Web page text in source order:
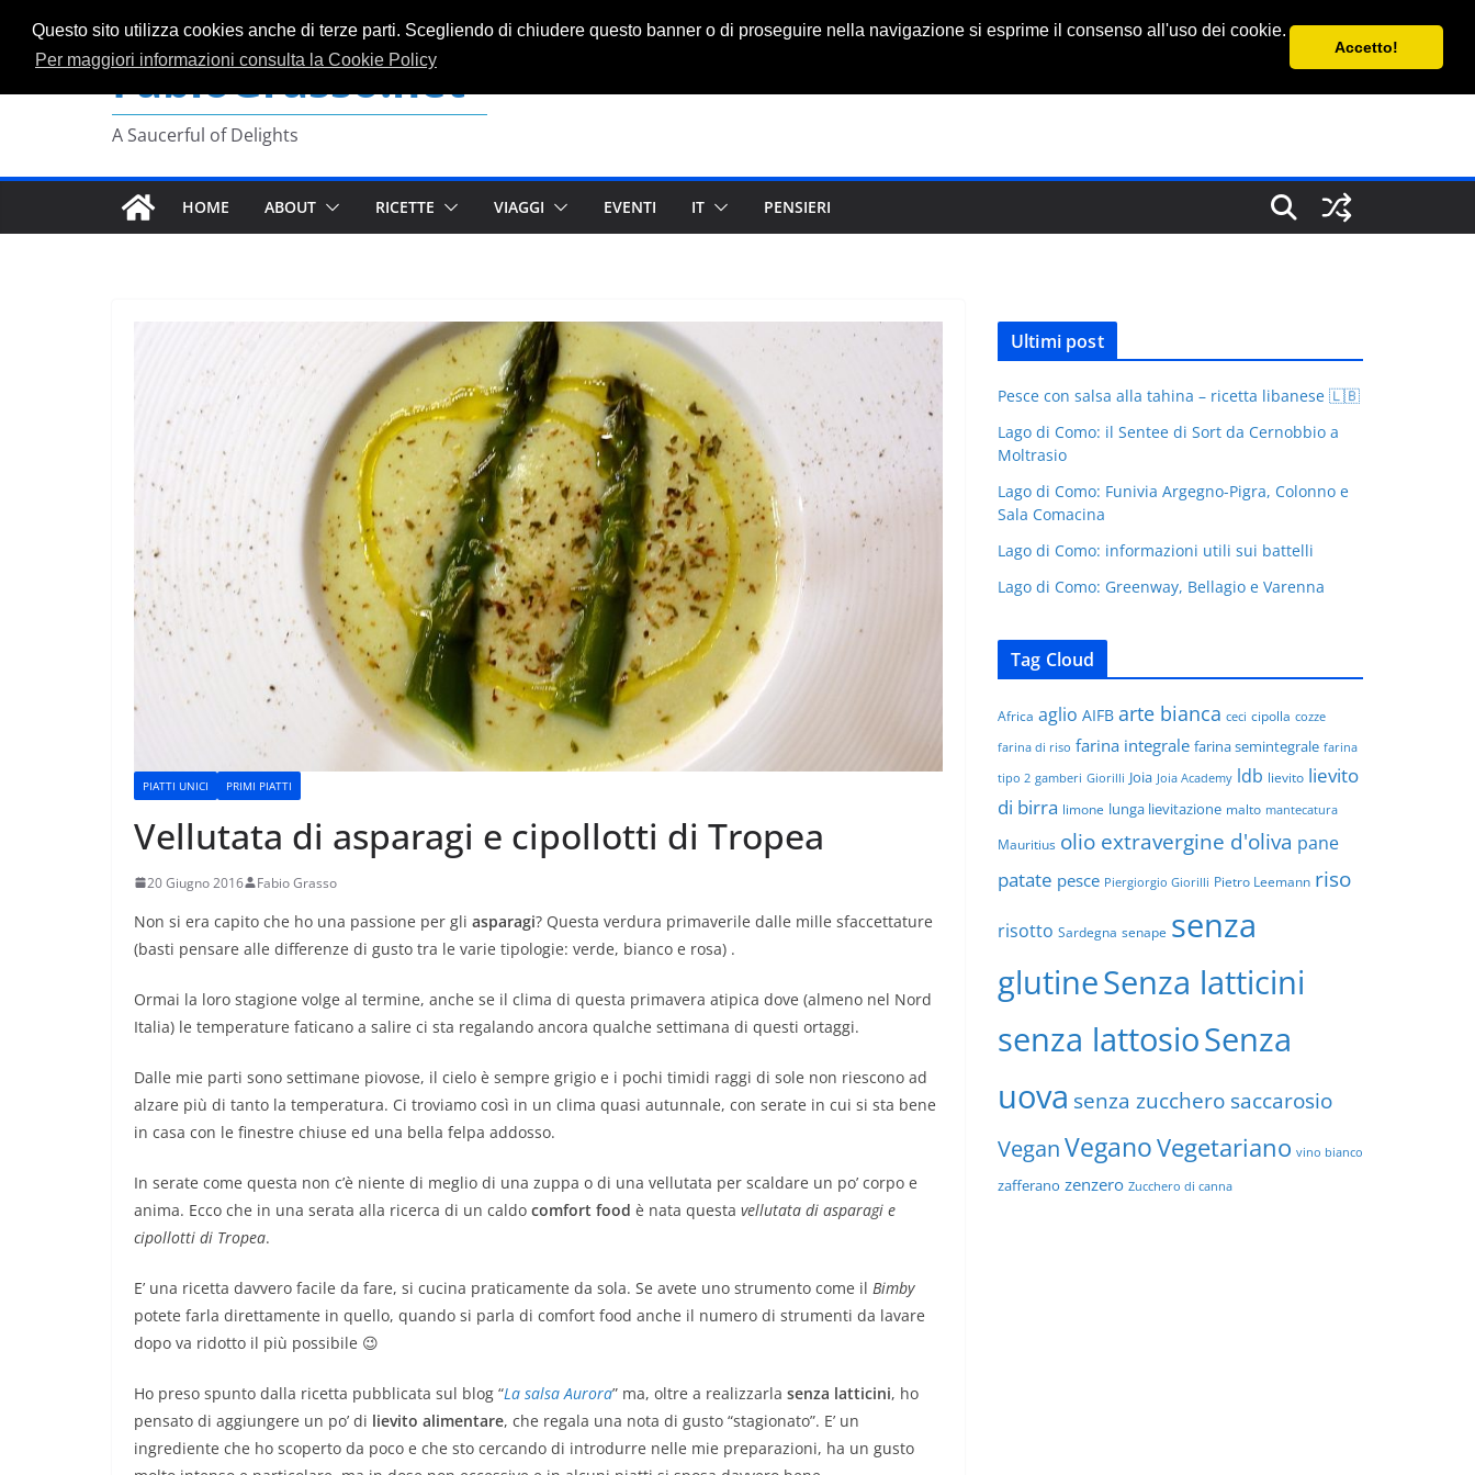
Questo sito utilizza cookies anche di terze parti. Scegliendo di chiudere questo banner o di proseguire nella navigazione si esprime il consenso all'uso dei cookie.
Per maggiori informazioni consulta la Cookie Policy
Accetto!
contenuto
FabioGrasso.net
A Saucerful of Delights
HOME ABOUT RICETTE VIAGGI EVENTI IT PENSIERI
PIATTI UNICI PRIMI PIATTI
Vellutata di asparagi e cipollotti di Tropea
20 Giugno 2016 Fabio Grasso
Non si era capito che ho una passione per gli asparagi? Questa verdura primaverile dalle mille sfaccettature
(basti pensare alle differenze di gusto tra le varie tipologie: verde, bianco e rosa) .
Ormai la loro stagione volge al termine, anche se il clima di questa primavera atipica dove (almeno nel Nord
Italia) le temperature faticano a salire ci sta regalando ancora qualche settimana di questi ortaggi.
Dalle mie parti sono settimane piovose, il cielo è sempre grigio e i pochi timidi raggi di sole non riescono ad
alzare più di tanto la temperatura. Ci troviamo così in un clima quasi autunnale, con serate in cui si sta bene
in casa con le finestre chiuse ed una bella felpa addosso.
In serate come questa non c’è niente di meglio di una zuppa o di una vellutata per scaldare un po’ corpo e
anima. Ecco che in una serata alla ricerca di un caldo comfort food è nata questa vellutata di asparagi e
cipollotti di Tropea.
E’ una ricetta davvero facile da fare, si cucina praticamente da sola. Se avete uno strumento come il Bimby
potete farla direttamente in quello, quando si parla di comfort food anche il numero di strumenti da lavare
dopo va ridotto il più possibile 😉
Ho preso spunto dalla ricetta pubblicata sul blog “La salsa Aurora” ma, oltre a realizzarla senza latticini, ho
pensato di aggiungere un po’ di lievito alimentare, che regala una nota di gusto “stagionato”. E’ un
ingrediente che ho scoperto da poco e che sto cercando di introdurre nelle mie preparazioni, ha un gusto
Ultimi post
Pesce con salsa alla tahina – ricetta libanese 🇱🇧
Lago di Como: il Sentee di Sort da Cernobbio a
Moltrasio
Lago di Como: Funivia Argegno-Pigra, Colonno e
Sala Comacina
Lago di Como: informazioni utili sui battelli
Lago di Como: Greenway, Bellagio e Varenna
Tag Cloud
Africa aglio AIFB arte bianca ceci cipolla cozze
farina di riso farina integrale farina semintegrale farina
tipo 2 gamberi Giorilli Joia Joia Academy ldb lievito lievito
di birra limone lunga lievitazione malto mantecatura
Mauritius olio extravergine d'oliva pane
patate pesce Piergiorgio Giorilli Pietro Leemann riso
risotto Sardegna senape senza
glutineSenza latticini
senza lattosioSenza
uova senza zucchero saccarosio
VeganVeganoVegetariano vino bianco
zafferano zenzero Zucchero di canna